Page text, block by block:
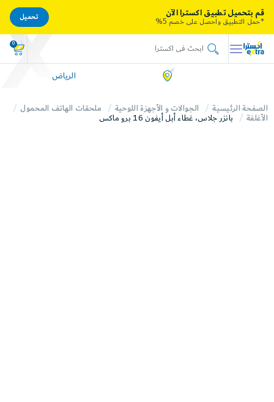
0
الرياض
الصفحة الرئيسية الجوالات و الأجهزة اللوحية
ملحقات الهاتف المحمول
الأغلفة
بانزر جلاس، غطاء أبل أيفون 16 برو ماكس
قم بتحميل تطبيق اكسترا الآن
*حمل التطبيق واحصل على خصم 5%
تحميل